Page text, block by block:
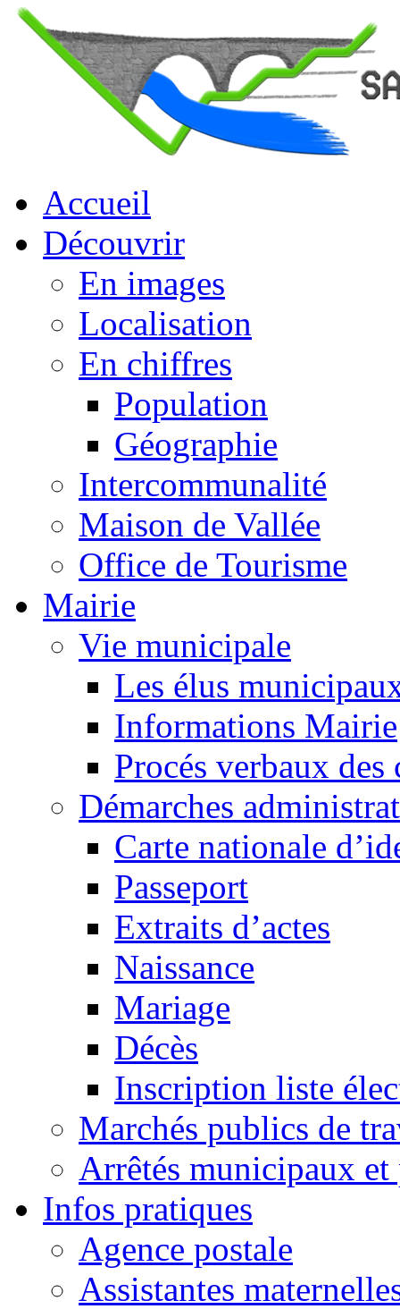
Accueil
Découvrir
En images
Localisation
En chiffres
Population
Géographie
Intercommunalité
Maison de Vallée
Office de Tourisme
Mairie
Vie municipale
Les élus
Informations Mairie
Procés verbaux
Démarches
Carte nationale
Passeport
Extraits d’actes
Naissance
Mariage
Décès
Inscription liste
Marchés publics de
Arrêtés municipaux et
Infos pratiques
Agence postale
Assistantes